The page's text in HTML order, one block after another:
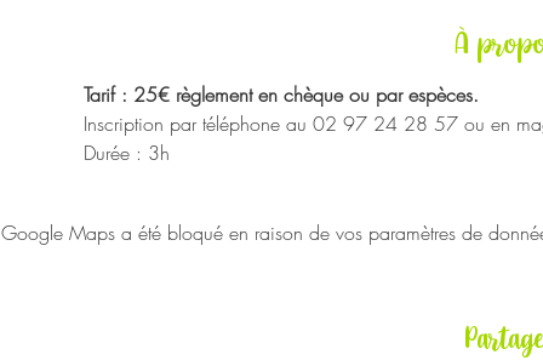
À
Tarif : 25€ règlement en chèque ou par espèces.
Inscription par téléphone au 02 97 24 28 57 ou en
Durée : 3h
Google Maps a été bloqué en raison de vos paramètres de